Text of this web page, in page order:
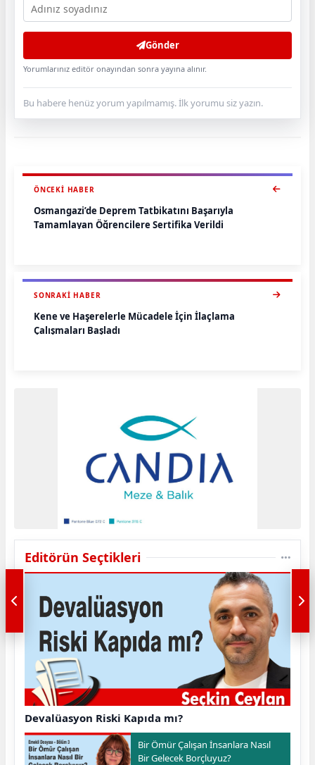
Gönder
Yorumlarınız editör onayından sonra yayına alınır.
Bu habere henüz yorum yapılmamış. İlk yorumu siz yazın.
ÖNCEKI HABER
Osmangazi’de Deprem Tatbikatını Başarıyla
Tamamlayan Öğrencilere Sertifika Verildi
SONRAKI HABER
Kene ve Haşerelerle Mücadele İçin İlaçlama
Çalışmaları Başladı
Editörün Seçtikleri
Devalüasyon Riski Kapıda mı?
Bir Ömür Çalışan İnsanlara Nasıl
Bir Gelecek Borçluyuz?